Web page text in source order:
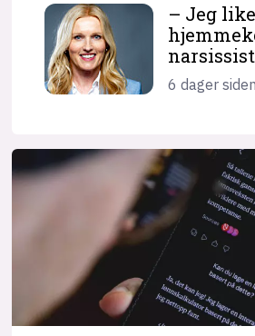
– Jeg
6 dager siden